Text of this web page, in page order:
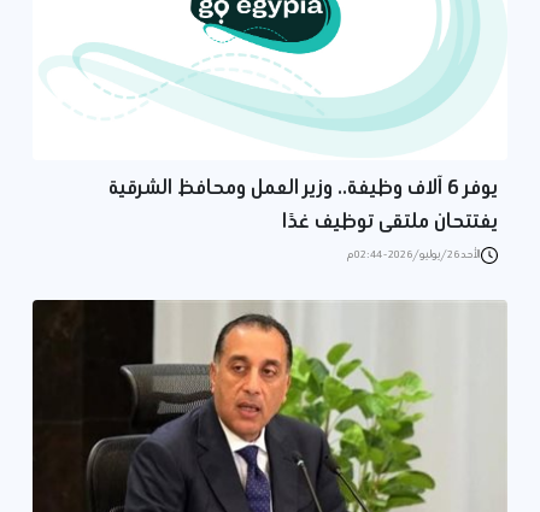
يوفر 6 آلاف وظيفة.. وزير العمل ومحافظ الشرقية
يفتتحان ملتقى توظيف غدًا
الأحد 26/يوليو/2026 - 02:44 م